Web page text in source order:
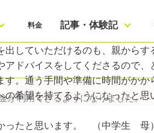
料金 記事・体験記
していただけるのも、親か
ドバイスをしてくださるので
す。通う手間や準備に時間が
希望を持てるようになったと
ったと思います。 （中学生 母）
が利用できるようになりました。